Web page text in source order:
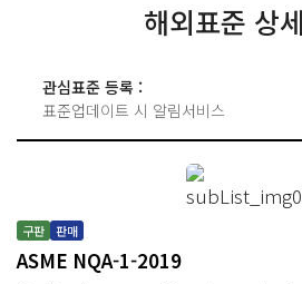
해외표준 상
관심표준 등록 :
표준업데이트 시 알림서비스
구판 판매
ASME NQA-1-2019